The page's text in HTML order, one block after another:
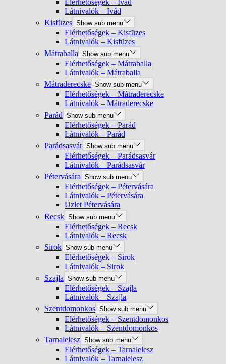
Elérhetőségek – Ivád
Látnivalók – Ivád
Kisfüzes Show sub menu
Elérhetőségek – Kisfüzes
Látnivalók – Kisfüzes
Mátraballa Show sub menu
Elérhetőségek – Mátraballa
Látnivalók – Mátraballa
Mátraderecske Show sub menu
Elérhetőségek – Mátraderecske
Látnivalók – Mátraderecske
Parád Show sub menu
Elérhetőségek – Parád
Látnivalók – Parád
Parádsasvár Show sub menu
Elérhetőségek – Parádsasvár
Látnivalók – Parádsasvár
Pétervására Show sub menu
Elérhetőségek – Pétervására
Látnivalók – Pétervására
Üzlet Pétervására
Recsk Show sub menu
Elérhetőségek – Recsk
Látnivalók – Recsk
Sirok Show sub menu
Elérhetőségek – Sirok
Látnivalók – Sirok
Szajla Show sub menu
Elérhetőségek – Szajla
Látnivalók – Szajla
Szentdomonkos Show sub menu
Elérhetőségek – Szentdomonkos
Látnivalók – Szentdomonkos
Tarnalelesz Show sub menu
Elérhetőségek – Tarnalelesz
Látnivalók – Tarnalelesz